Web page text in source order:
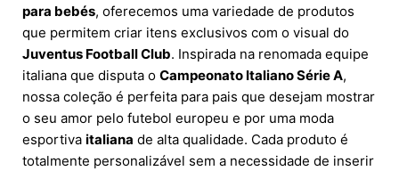
para bebés, oferecemos uma variedade de produtos
que permitem criar itens exclusivos com o visual do
Juventus Football Club. Inspirada na renomada equipe
italiana que disputa o Campeonato Italiano Série A,
nossa coleção é perfeita para pais que desejam mostrar
o seu amor pelo futebol europeu e por uma moda
esportiva italiana de alta qualidade. Cada produto é
totalmente personalizável sem a necessidade de inserir